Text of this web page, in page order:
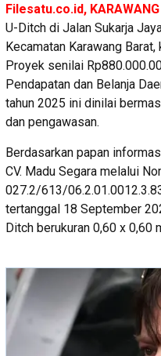
Filesatu.co.id, KARAWANG
U-Ditch di Jalan Sukarja
Kecamatan Karawang
Proyek senilai
Pendapatan dan Belanja
tahun 2025 ini dinilai
dan pengawasan.
Berdasarkan papan
CV. Madu Segara melalui
027.2/613/
tertanggal 18 September
Ditch berukuran 0,60 x 0,60